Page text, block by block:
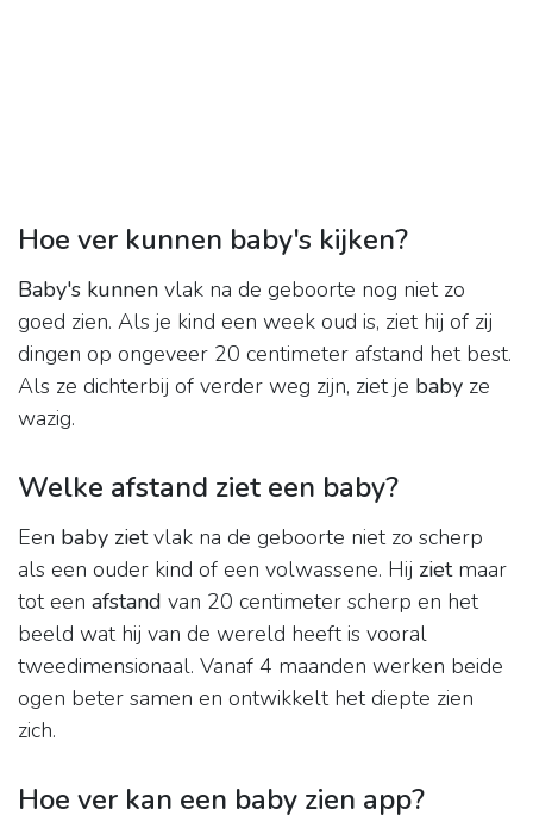
Hoe ver kunnen baby's kijken?
Baby's kunnen vlak na de geboorte nog niet zo
goed zien. Als je kind een week oud is, ziet hij of zij
dingen op ongeveer 20 centimeter afstand het best.
Als ze dichterbij of verder weg zijn, ziet je baby ze
wazig.
Welke afstand ziet een baby?
Een baby zietvlak na de geboorte niet zo scherp
als een ouder kind of een volwassene. Hij zietmaar
tot een afstand van 20 centimeter scherp en het
beeld wat hij van de wereld heeft is vooral
tweedimensionaal. Vanaf 4 maanden werken beide
ogen beter samen en ontwikkelt het diepte zien
zich.
Hoe ver kan een baby zien app?